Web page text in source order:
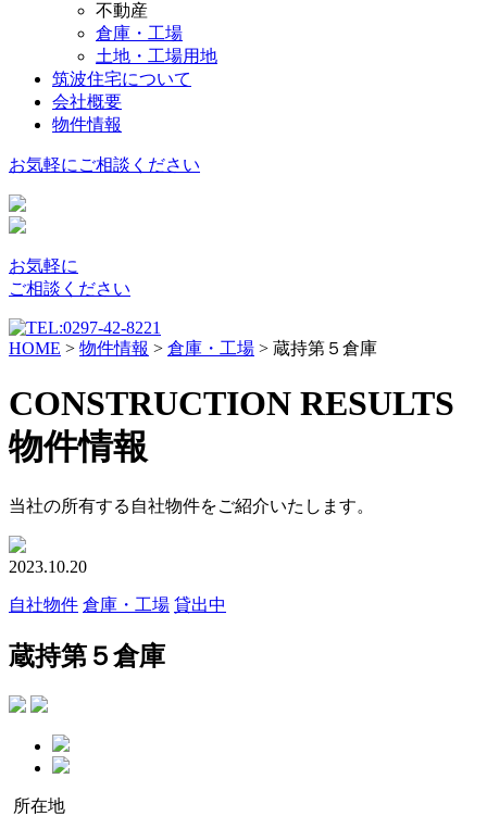
不動産
倉庫・工場
土地・工場用地
筑波住宅について
会社概要
物件情報
お気軽に ご相談ください
お気軽に
ご相談ください
HOME > 物件情報 > 倉庫・工場 > 蔵持第５倉庫
CONSTRUCTION RESULTS
物件情報
当社の所有する自社物件をご紹介いたします。
2023.10.20
自社物件 倉庫・工場 貸出中
蔵持第５倉庫
所在地